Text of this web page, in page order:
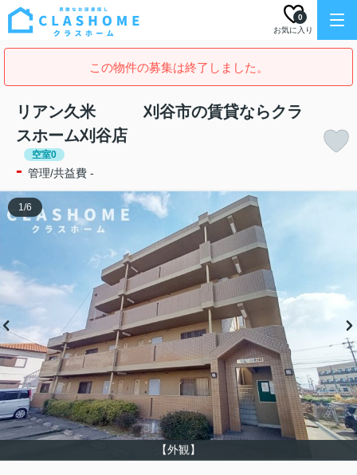
お気に入り
0
この物件の募集は終了しました。
リアン久米 刈谷市の賃貸ならクラ
スホーム刈谷店
空室0
- 管理/共益費 -
【外観】
1/6